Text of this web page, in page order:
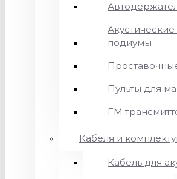
подиумы
Пульты для
FM
Кабеля и
Кабель для